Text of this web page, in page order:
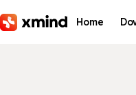
Home